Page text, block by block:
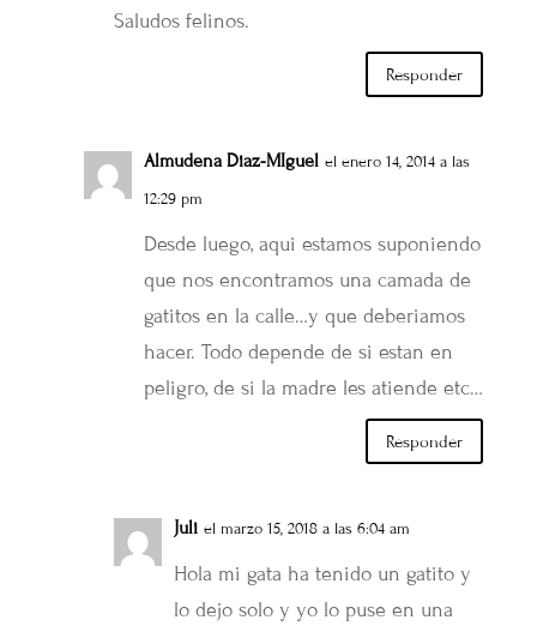
Saludos felinos.
Responder
Almudena Diaz-MIguel el enero 14, 2014 a las
12:29 pm
Desde luego, aqui estamos suponiendo
que nos encontramos una camada de
gatitos en la calle…y que deberiamos
hacer. Todo depende de si estan en
peligro, de si la madre les atiende etc…
Responder
Juli el marzo 15, 2018 a las 6:04 am
Hola mi gata ha tenido un gatito y
lo dejo solo y yo lo puse en una